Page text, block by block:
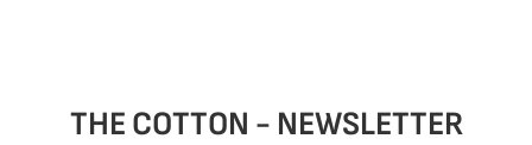
THE COTTON - NEWSLETTER